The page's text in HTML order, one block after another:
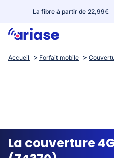
La fibre à partir de 22,99€
Box internet
Streaming
Accueil Forfait mobile
La couverture